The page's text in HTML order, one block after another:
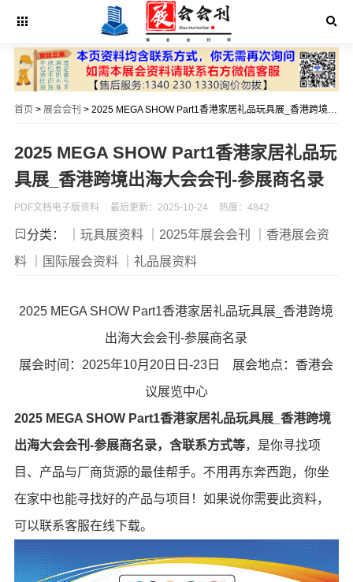
首页 > 展会会刊 > 2025 MEGA SHOW Part1香港家居礼品玩具展_香港跨境出海大会会刊-参展商名录
2025 MEGA SHOW Part1香港家居礼品玩
具展_香港跨境出海大会会刊-参展商名录
PDF文档电子版资料 最后更新：2025-10-24 热度：4842
分类： ｜玩具展资料 ｜2025年展会会刊
｜香港展会资
料
｜国际展会资料 ｜礼品展资料
2025 MEGA SHOW Part1香港家居礼品玩具展_香港跨境
出海大会会刊-参展商名录
展会时间：2025年10月20日日-23日 展会地点：香港会
议展览中心
2025 MEGA SHOW Part1香港家居礼品玩具展_香港跨境
出海大会会刊-参展商名录，含联系方式等，是你寻找项
目、产品与厂商货源的最佳帮手。不用再东奔西跑，你坐
在家中也能寻找好的产品与项目！如果说你需要此资料，
可以联系客服在线下载。